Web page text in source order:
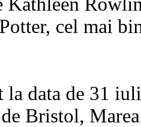
cel mai
la data de 31
Bristol,